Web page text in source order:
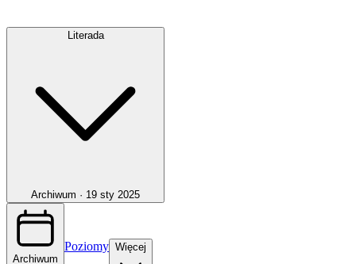
Literada
Archiwum · 19 sty 2025
Archiwum
Poziomy Więcej